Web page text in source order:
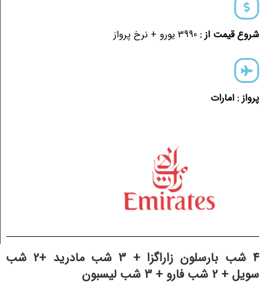
شروع قیمت از :
پرواز : امارات
4 شب بارسلون زاراگزا + 3 شب مادرید +2 شب
سویل + 2 شب فارو + 3 شب لیسبون